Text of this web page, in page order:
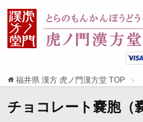
福井県 漢方 虎ノ門漢方堂 TOP
チョコレート嚢胞（